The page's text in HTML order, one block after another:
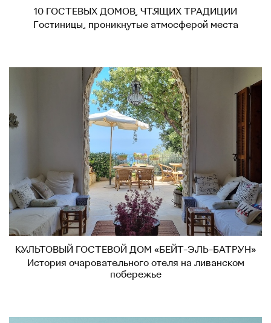
10 ГОСТЕВЫХ ДОМОВ, ЧТЯЩИХ ТРАДИЦИИ
Гостиницы, проникнутые атмосферой места
КУЛЬТОВЫЙ ГОСТЕВОЙ ДОМ «БЕЙТ-ЭЛЬ-БАТРУН»
История очаровательного отеля на ливанском
побережье